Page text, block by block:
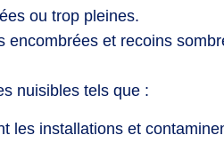
ou trop pleines.
encombrées et recoins
nuisibles tels que :
les installations et